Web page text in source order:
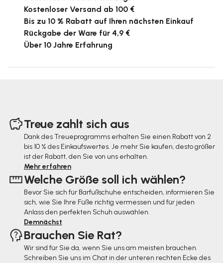
Kostenloser Versand ab 100 €
Bis zu 10 % Rabatt auf Ihren nächsten Einkauf
Rückgabe der Ware für 4,9 €
Über 10 Jahre Erfahrung
Treue zahlt sich aus
Dank des Treueprogramms erhalten Sie einen Rabatt von 2
bis 10 % des Einkaufswertes. Je mehr Sie kaufen, desto größer
ist der Rabatt, den Sie von uns erhalten.
Mehr erfahren
Welche Größe soll ich wählen?
Bevor Sie sich für Barfußschuhe entscheiden, informieren Sie
sich, wie Sie Ihre Füße richtig vermessen und für jeden
Anlass den perfekten Schuh auswählen.
Demnächst
Brauchen Sie Rat?
Wir sind für Sie da, wenn Sie uns am meisten brauchen.
Schreiben Sie uns im Chat in der unteren rechten Ecke des